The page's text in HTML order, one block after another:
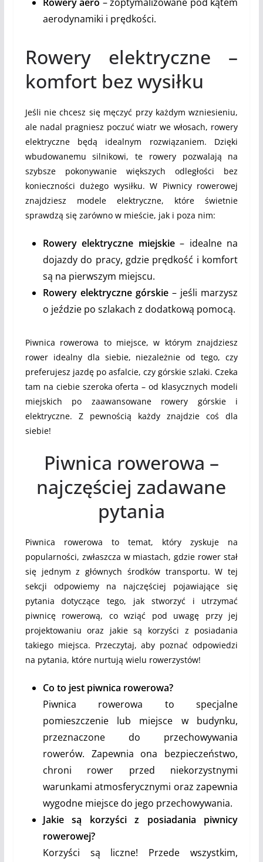
Rowery aero – zoptymalizowane pod kątem
aerodynamiki i prędkości.
Rowery elektryczne –
komfort bez wysiłku
Jeśli nie chcesz się męczyć przy każdym wzniesieniu,
ale nadal pragniesz poczuć wiatr we włosach, rowery
elektryczne będą idealnym rozwiązaniem. Dzięki
wbudowanemu silnikowi, te rowery pozwalają na
szybsze pokonywanie większych odległości bez
konieczności dużego wysiłku. W Piwnicy rowerowej
znajdziesz modele elektryczne, które świetnie
sprawdzą się zarówno w mieście, jak i poza nim:
Rowery elektryczne miejskie– idealne na
dojazdy do pracy, gdzie prędkość i komfort
są na pierwszym miejscu.
Rowery elektryczne górskie– jeśli marzysz
o jeździe po szlakach z dodatkową pomocą.
Piwnica rowerowa to miejsce, w którym znajdziesz
rower idealny dla siebie, niezależnie od tego, czy
preferujesz jazdę po asfalcie, czy górskie szlaki. Czeka
tam na ciebie szeroka oferta – od klasycznych modeli
miejskich po zaawansowane rowery górskie i
elektryczne. Z pewnością każdy znajdzie coś dla
siebie!
Piwnica rowerowa –
najczęściej zadawane
pytania
Piwnica rowerowa to temat, który zyskuje na
popularności, zwłaszcza w miastach, gdzie rower stał
się jednym z głównych środków transportu. W tej
sekcji odpowiemy na najczęściej pojawiające się
pytania dotyczące tego, jak stworzyć i utrzymać
piwnicę rowerową, co wziąć pod uwagę przy jej
projektowaniu oraz jakie są korzyści z posiadania
takiego miejsca. Przeczytaj, aby poznać odpowiedzi
na pytania, które nurtują wielu rowerzystów!
Co to jest piwnica rowerowa?
Piwnica rowerowa to specjalne
pomieszczenie lub miejsce w budynku,
przeznaczone do przechowywania
rowerów. Zapewnia ona bezpieczeństwo,
chroni rower przed niekorzystnymi
warunkami atmosferycznymi oraz zapewnia
wygodne miejsce do jego przechowywania.
Jakie są korzyści z posiadania piwnicy
rowerowej?
Korzyści są liczne! Przede wszystkim,